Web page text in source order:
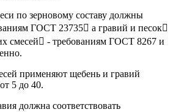
по зерновому составу должны
ГОСТ 23735 а гравий и песок
смесей - требованиям ГОСТ 8267 и
применяют щебень и гравий
5 до 40.
должна соответствовать